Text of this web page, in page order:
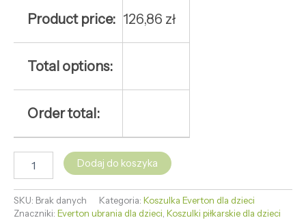
Product price: 126,86 zł
Total options:
Order total:
Dodaj do koszyka
SKU: Brak danych Kategoria: Koszulka Everton dla dzieci
Znaczniki: Everton ubrania dla dzieci, Koszulki piłkarskie dla dzieci